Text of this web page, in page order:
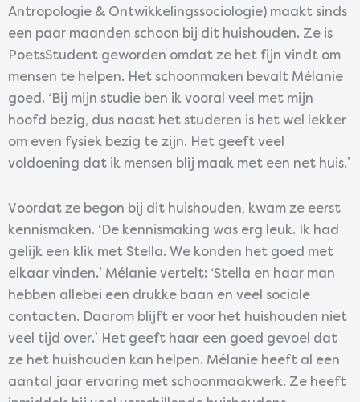
Antropologie & Ontwikkelingssociologie) maakt sinds
een paar maanden schoon bij dit huishouden. Ze is
PoetsStudent geworden omdat ze het fijn vindt om
mensen te helpen. Het schoonmaken bevalt Mélanie
goed. ‘Bij mijn studie ben ik vooral veel met mijn
hoofd bezig, dus naast het studeren is het wel lekker
om even fysiek bezig te zijn. Het geeft veel
voldoening dat ik mensen blij maak met een net huis.’
Voordat ze begon bij dit huishouden, kwam ze eerst
kennismaken. ‘De kennismaking was erg leuk. Ik had
gelijk een klik met Stella. We konden het goed met
elkaar vinden.’ Mélanie vertelt: ‘Stella en haar man
hebben allebei een drukke baan en veel sociale
contacten. Daarom blijft er voor het huishouden niet
veel tijd over.’ Het geeft haar een goed gevoel dat
ze het huishouden kan helpen. Mélanie heeft al een
aantal jaar ervaring met schoonmaakwerk. Ze heeft